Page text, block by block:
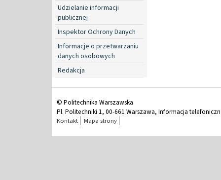
Udzielanie informacji
publicznej
Inspektor Ochrony Danych
Informacje o przetwarzaniu
danych osobowych
Redakcja
© Politechnika Warszawska
Pl. Politechniki 1, 00-661 Warszawa, Informacja
Kontakt Mapa strony